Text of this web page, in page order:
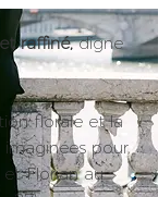
raffiné,digne
florale et la
pour
Florian au